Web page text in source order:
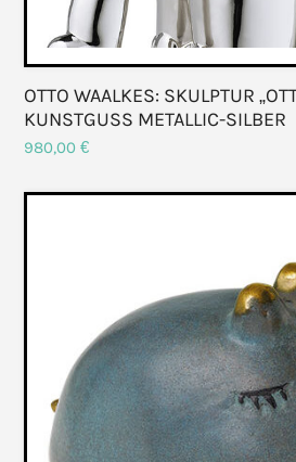
OTTO WAALKES: SKULPTUR
KUNSTGUSS METALLIC-SILBER
980,00€